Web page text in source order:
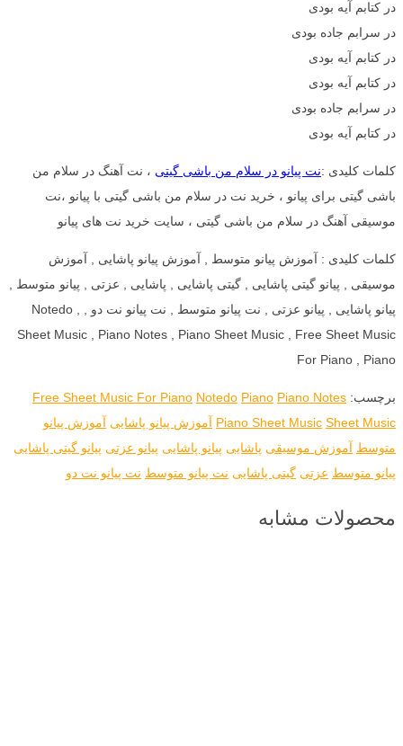
در کتابم آیه بودی
در سرابم جاده بودی
در کتابم آیه بودی
در کتابم آیه بودی
در سرابم جاده بودی
در کتابم آیه بودی
کلمات کلیدی :نت پیانو در سلام من باشی گیتی ، نت آهنگ در سلام من
باشی گیتی برای پیانو ، خرید نت در سلام من باشی گیتی با پیانو ،نت
موسیقی آهنگ در سلام من باشی گیتی ، سایت خرید نت های پیانو
کلمات کلیدی : آموزش پیانو متوسط , آموزش پیانو پاشایی , آموزش
موسیقی , پیانو گیتی پاشایی , گیتی پاشایی , پاشایی , عزتی , پیانو متوسط ,
پیانو پاشایی , پیانو عزتی , نت پیانو متوسط , نت پیانو نت دو , Notedo ,
Sheet Music , Piano Notes , Piano Sheet Music , Free Sheet Music
For Piano , Piano
برچسب: Free Sheet Music For Piano Notedo Piano Piano Notes
Piano Sheet Music Sheet Music آموزش پیانو پاشایی آموزش پیانو
متوسط آموزش موسیقی پاشایی پیانو پاشایی پیانو عزتی پیانو گیتی پاشایی
پیانو متوسط عزتی گیتی پاشایی نت پیانو متوسط نت پیانو نت دو
محصولات مشابه